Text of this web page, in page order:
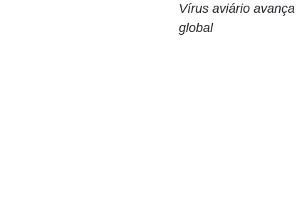
Vírus aviário
global